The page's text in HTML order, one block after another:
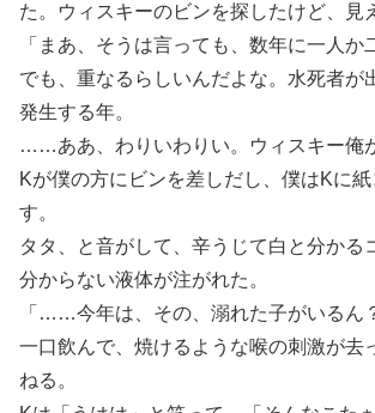
た。ウィスキーのビンを探したけど、見
「まあ、そうは言っても、数年に一人か
でも、重なるらしいんだよな。水死者が
発生する年。
……ああ、わりいわりい。ウィスキー俺
Kが僕の方にビンを差しだし、僕はKに
す。
タタ、と音がして、辛うじて白と分かる
分からない液体が注がれた。
「……今年は、その、溺れた子がいるん
一口飲んで、焼けるような喉の刺激が去
ねる。